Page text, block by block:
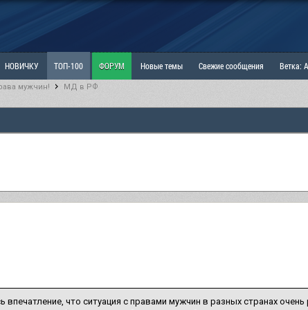
НОВИЧКУ ТОП-100 ФОРУМ Новые темы Свежие сообщения Ветка:
Наболевшее. Выскажись!
мужчин! МД в РФ
впечатление, что ситуация с правами мужчин в разных странах